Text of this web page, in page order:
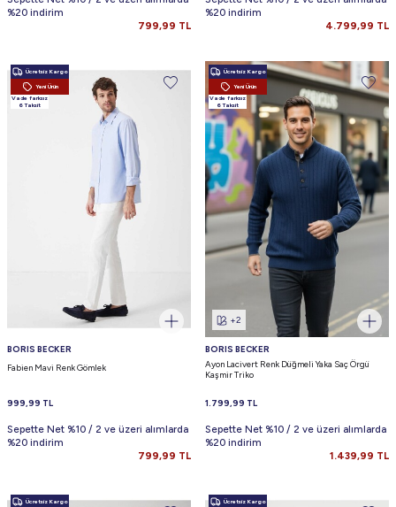
%20 indirim
799,99 TL
%20 indirim
4.799,99 TL
Ücretsiz Kargo
Yeni Ürün
Vade farksız
6 Taksit
BORIS BECKER
Fabien Mavi Renk Gömlek
999,99 TL
Sepette Net %10 / 2 ve üzeri alımlarda
%20 indirim
799,99 TL
Ücretsiz Kargo
Yeni Ürün
Vade farksız
6 Taksit
+2
BORIS BECKER
Ayon Lacivert Renk Düğmeli Yaka Saç Örgü
Kaşmir Triko
1.799,99 TL
Sepette Net %10 / 2 ve üzeri alımlarda
%20 indirim
1.439,99 TL
Ücretsiz Kargo Ücretsiz Kargo